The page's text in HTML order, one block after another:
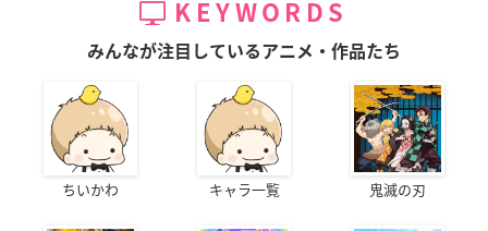
KEYWORDS
みんなが注目しているアニメ・作品たち
ちいかわ キャラ一覧 鬼滅の刃